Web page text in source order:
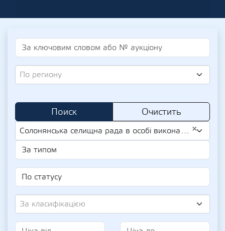
По региону
Поиск Очистить
×
Солонянська селищна рада в особі виконавчого комітету (UA-EDR 40204292)
За класифікацією